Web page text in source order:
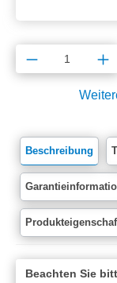
Produkt
Beschreibung
Beachten Sie